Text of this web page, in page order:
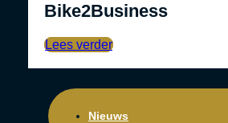
Bike2Business
Lees verder
Nieuws